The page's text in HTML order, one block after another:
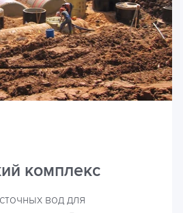
комплекс
вод для